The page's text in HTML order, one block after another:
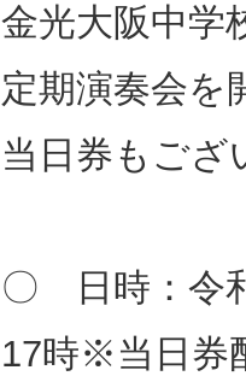
金光大阪中学
定期演奏会を
当日券もござ
〇 日時：令
17時※当日券